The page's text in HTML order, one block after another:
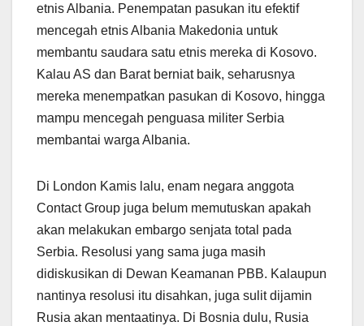
etnis Albania. Penempatan pasukan itu efektif
mencegah etnis Albania Makedonia untuk
membantu saudara satu etnis mereka di Kosovo.
Kalau AS dan Barat berniat baik, seharusnya
mereka menempatkan pasukan di Kosovo, hingga
mampu mencegah penguasa militer Serbia
membantai warga Albania.
Di London Kamis lalu, enam negara anggota
Contact Group juga belum memutuskan apakah
akan melakukan embargo senjata total pada
Serbia. Resolusi yang sama juga masih
didiskusikan di Dewan Keamanan PBB. Kalaupun
nantinya resolusi itu disahkan, juga sulit dijamin
Rusia akan mentaatinya. Di Bosnia dulu, Rusia